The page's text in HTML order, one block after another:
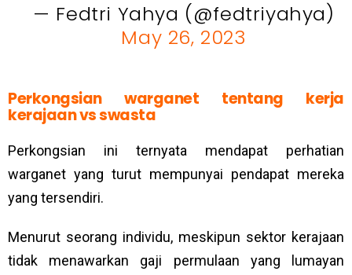
— Fedtri Yahya (@fedtriyahya)
May 26, 2023
Perkongsian warganet tentang kerja
kerajaan vs swasta
Perkongsian ini ternyata mendapat perhatian
warganet yang turut mempunyai pendapat mereka
yang tersendiri.
Menurut seorang individu, meskipun sektor kerajaan
tidak menawarkan gaji permulaan yang lumayan